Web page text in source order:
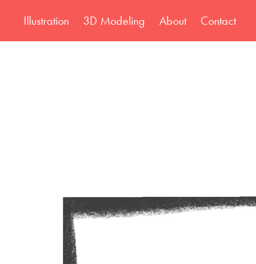
Illustration 3D Modeling About Contact